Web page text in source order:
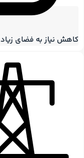
کاهش نیاز به فضای زیاد